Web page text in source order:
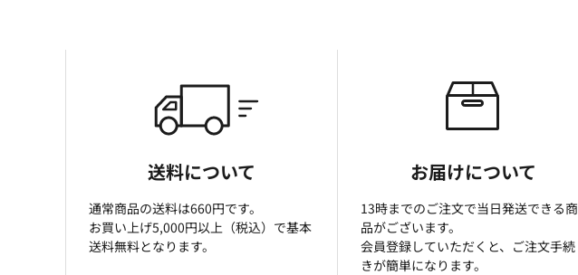
送料について
通常商品の送料は660円です。
お買い上げ5,000円以上（税込）で基本
送料無料となります。
お届けについて
13時までのご注文で当日発送できる商
品がございます。
会員登録していただくと、ご注文手続
きが簡単になります。